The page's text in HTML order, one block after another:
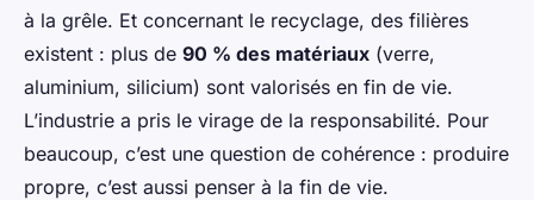
à la grêle. Et concernant le recyclage, des filières
existent : plus de 90 % des matériaux (verre,
aluminium, silicium) sont valorisés en fin de vie.
L’industrie a pris le virage de la responsabilité. Pour
beaucoup, c’est une question de cohérence : produire
propre, c’est aussi penser à la fin de vie.